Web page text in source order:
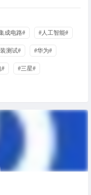
成电路# #人工智能#
测试# #华为#
# #三星#